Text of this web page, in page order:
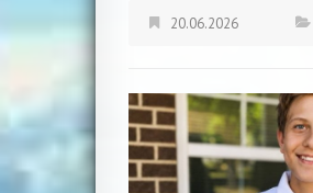
20.06.2026